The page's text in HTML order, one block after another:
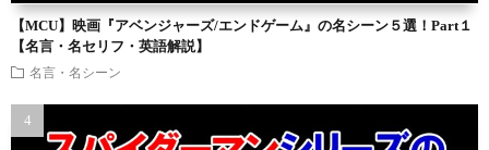
【MCU】映画『アベンジャーズ/エンドゲーム』の名シーン５選！Part１
【名言・名セリフ・英語解説】
名言・名シーン